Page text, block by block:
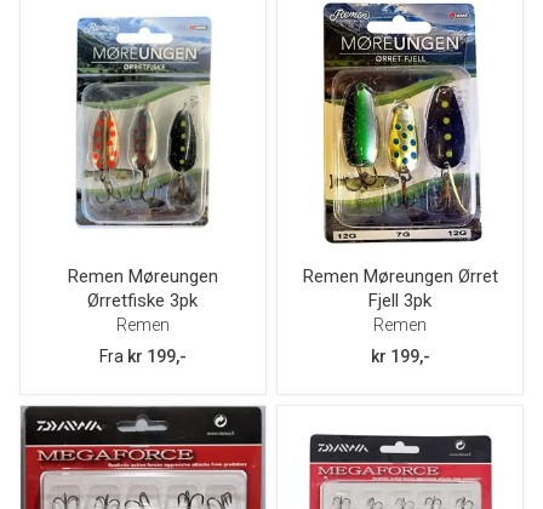
Remen Møreungen
Ørretfiske 3pk
Remen
Fra kr 199,-
Remen Møreungen Ørret
Fjell 3pk
Remen
kr 199,-